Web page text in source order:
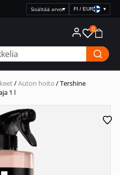
Valitse
FI / EUR ▾
0
/Auton hoito / Tershine
1 l